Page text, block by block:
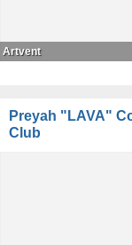
Artvent
Preyah "LAVA"
Club